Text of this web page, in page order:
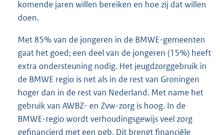
komende jaren willen bereiken en hoe zij dat willen
doen.
Met 85% van de jongeren in de BMWE-gemeenten
gaat het goed; een deel van de jongeren (15%) heeft
extra ondersteuning nodig. Het jeugdzorggebruik in
de BMWE regio is net als in de rest van Groningen
hoger dan in de rest van Nederland. Met name het
gebruik van AWBZ- en Zvw-zorg is hoog. In de
BMWE-regio wordt verhoudingsgewijs veel zorg
gefinancierd met een pgb. Dit brengt financiële